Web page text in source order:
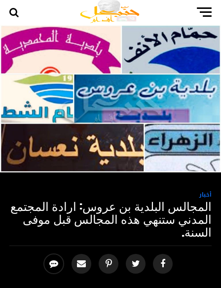
أخبار
المجالس البلدية بن عروس: ارادة المجتمع
المدني ستنهي هذه المجالس قبل موفى
السنة.